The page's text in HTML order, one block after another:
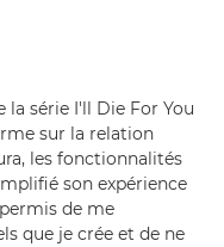
série I'll Die For You
sur la relation
les fonctionnalités
son expérience
de me
que je crée et de ne